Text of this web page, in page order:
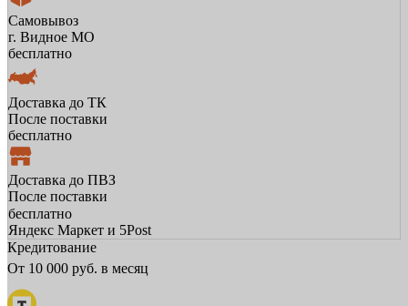
Самовывоз
г. Видное МО
бесплатно
Доставка до ТК
После поставки
бесплатно
Доставка до ПВЗ
После поставки
бесплатно
Яндекс Маркет и 5Post
Кредитование
От 10 000 руб. в месяц